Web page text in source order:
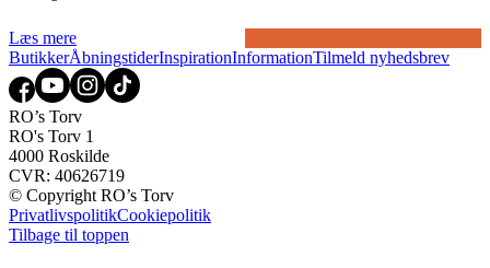
Læs mere
ButikkerÅbningstiderInspirationInformationTilmeld nyhedsbrev
RO’s Torv
RO's Torv 1
4000 Roskilde
CVR: 40626719
© Copyright RO’s Torv
PrivatlivspolitikCookiepolitik
Tilbage til toppen